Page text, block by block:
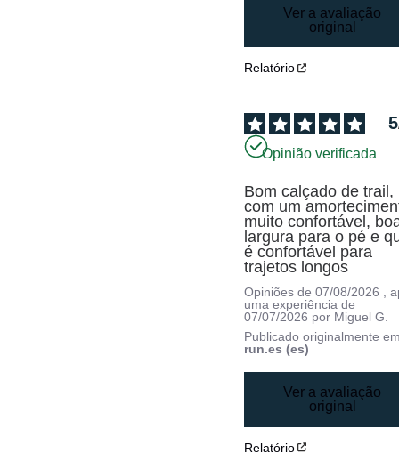
Ver a avaliação
original
Relatório
5
Opinião verificada
Bom calçado de trail,
com um
muito confortável,
largura para o pé e
é confortável para
trajetos longos
Opiniões de07/08/2026 ,
uma experiência de
07/07/2026 por Miguel G.
Publicado originalmente
run.es (es)
Ver a avaliação
original
Relatório